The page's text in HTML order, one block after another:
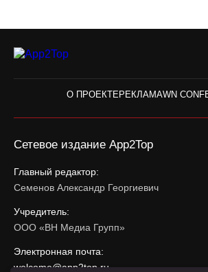
О ПРОЕКТЕ РЕКЛАМАWN
Сетевое издание App2Top
Главный редактор:
Семенов Александр Георгиевич
Учредитель:
ООО «ВН Медиа Групп»
Электронная почта:
welcome@app2top.ru